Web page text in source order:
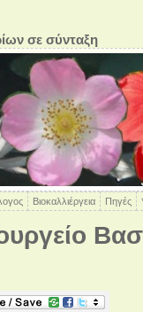
σε σύνταξη
Βιοκαλλιέργεια Πηγές